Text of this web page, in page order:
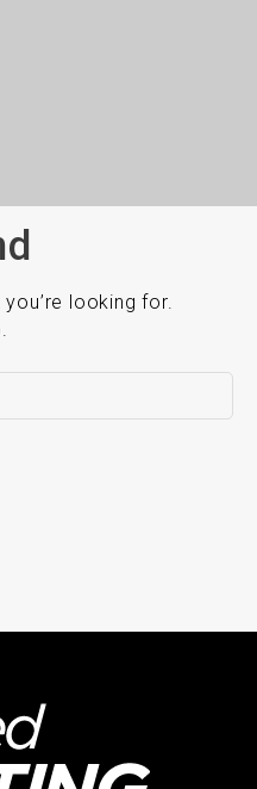
looking for.